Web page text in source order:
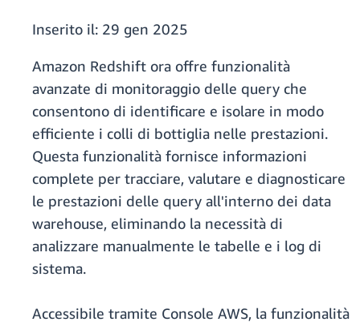
Inserito il: 29 gen 2025
Amazon Redshift ora offre funzionalità
avanzate di monitoraggio delle query che
consentono di identificare e isolare in modo
efficiente i colli di bottiglia nelle prestazioni.
Questa funzionalità fornisce informazioni
complete per tracciare, valutare e diagnosticare
le prestazioni delle query all'interno dei data
warehouse, eliminando la necessità di
analizzare manualmente le tabelle e i log di
sistema.
Accessibile tramite Console AWS, la funzionalità